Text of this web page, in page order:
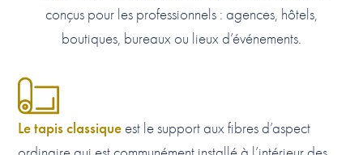
conçus pour les professionnels : agences, hôtels,
boutiques, bureaux ou lieux d’événements.
Le tapis classique est le support aux fibres d’aspect